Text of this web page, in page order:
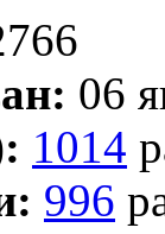
06
1014
996